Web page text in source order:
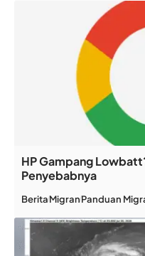
HP Gampang
Penyebabnya
BeritaMigranPanduan